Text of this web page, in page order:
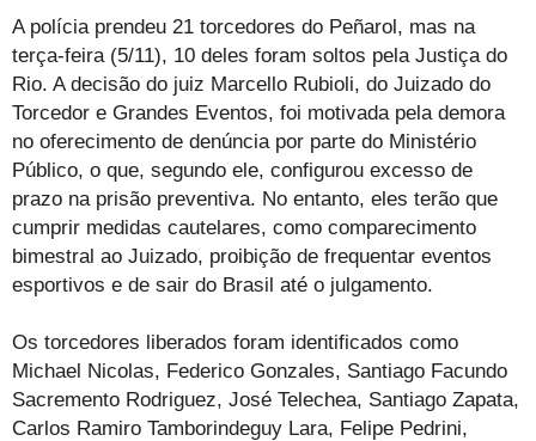
A polícia prendeu 21 torcedores do Peñarol, mas na
terça-feira (5/11), 10 deles foram soltos pela Justiça do
Rio. A decisão do juiz Marcello Rubioli, do Juizado do
Torcedor e Grandes Eventos, foi motivada pela demora
no oferecimento de denúncia por parte do Ministério
Público, o que, segundo ele, configurou excesso de
prazo na prisão preventiva. No entanto, eles terão que
cumprir medidas cautelares, como comparecimento
bimestral ao Juizado, proibição de frequentar eventos
esportivos e de sair do Brasil até o julgamento.
Os torcedores liberados foram identificados como
Michael Nicolas, Federico Gonzales, Santiago Facundo
Sacremento Rodriguez, José Telechea, Santiago Zapata,
Carlos Ramiro Tamborindeguy Lara, Felipe Pedrini,